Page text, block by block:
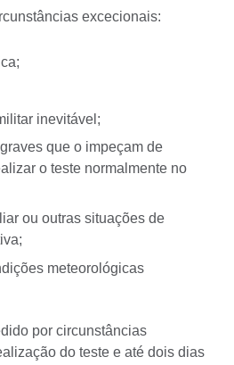
excecionais:
inevitável;
que o impeçam de
o teste normalmente no
ou outras situações de
meteorológicas
por circunstâncias
do teste e até dois dias